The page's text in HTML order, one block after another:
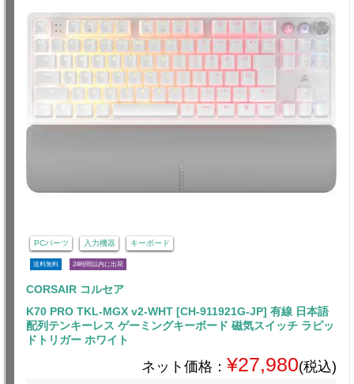
PCパーツ 入力機器 キーボード
送料無料 24時間以内に出荷
CORSAIR コルセア
K70 PRO TKL-MGX v2-WHT [CH-911921G-JP] 有線 日本語
配列テンキーレス ゲーミングキーボード 磁気スイッチ ラピッ
ドトリガー ホワイト
ネット価格： ¥27,980(税込)